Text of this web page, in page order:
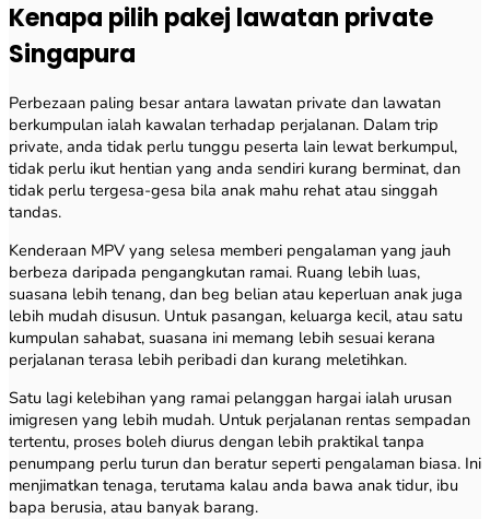
Kenapa pilih pakej lawatan private
Singapura
Perbezaan paling besar antara lawatan private dan lawatan
berkumpulan ialah kawalan terhadap perjalanan. Dalam trip
private, anda tidak perlu tunggu peserta lain lewat berkumpul,
tidak perlu ikut hentian yang anda sendiri kurang berminat, dan
tidak perlu tergesa-gesa bila anak mahu rehat atau singgah
tandas.
Kenderaan MPV yang selesa memberi pengalaman yang jauh
berbeza daripada pengangkutan ramai. Ruang lebih luas,
suasana lebih tenang, dan beg belian atau keperluan anak juga
lebih mudah disusun. Untuk pasangan, keluarga kecil, atau satu
kumpulan sahabat, suasana ini memang lebih sesuai kerana
perjalanan terasa lebih peribadi dan kurang meletihkan.
Satu lagi kelebihan yang ramai pelanggan hargai ialah urusan
imigresen yang lebih mudah. Untuk perjalanan rentas sempadan
tertentu, proses boleh diurus dengan lebih praktikal tanpa
penumpang perlu turun dan beratur seperti pengalaman biasa. Ini
menjimatkan tenaga, terutama kalau anda bawa anak tidur, ibu
bapa berusia, atau banyak barang.